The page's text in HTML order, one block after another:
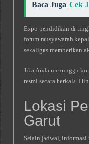
Baca Juga Cek
Expo pendidikan di
forum musyawarah
sekaligus memberikan
Jika Anda menunggu
resmi secara berkala.
Lokasi
Garut
Selain jadwal, informasi